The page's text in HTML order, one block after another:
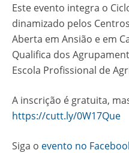
Este evento integra o
dinamizado pelos
Aberta em Ansião e em
Qualifica dos
Escola Profissional de
A inscrição é gratuita,
https://cutt.ly/0W17Que
Siga o evento no